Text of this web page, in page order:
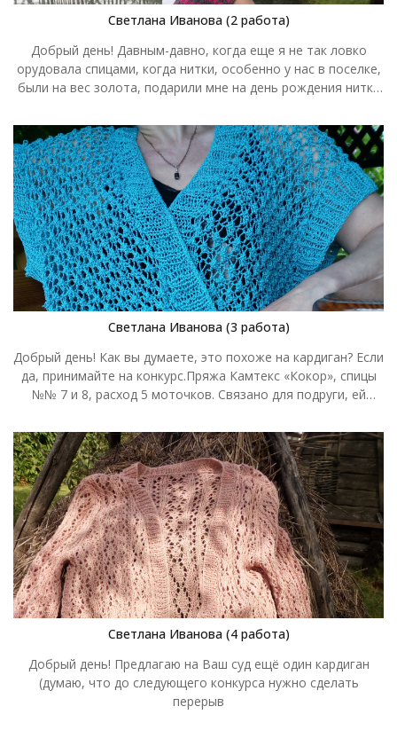
Светлана Иванова (2 работа)
Добрый день! Давным-давно, когда еще я не так ловко
орудовала спицами, когда нитки, особенно у нас в поселке,
были на вес золота, подарили мне на день рождения нитки
розовой треугольной вставкой на груди. Поэтому путь это
будет «Воспоминание». Что сделаю с кардиганом? Еще не
решила. Людей хороших много, может подарю. Спицы 5,
Камтекс «Кокор»
Светлана Иванова (3 работа)
Добрый день! Как вы думаете, это похоже на кардиган? Если
да, принимайте на конкурс.Пряжа Камтекс «Кокор», спицы
№№ 7 и 8, расход 5 моточков. Связано для подруги, ей
Светлана Иванова (4 работа)
Добрый день! Предлагаю на Ваш суд ещё один кардиган
(думаю, что до следующего конкурса нужно сделать
перерыв